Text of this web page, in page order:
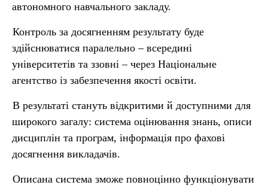
автономного навчального закладу.
Контроль за досягненням результату буде
здійснюватися паралельно – всередині
університетів та ззовні – через Національне
агентство із забезпечення якості освіти.
В результаті стануть відкритими й доступними для
широкого загалу: система оцінювання знань, описи
дисциплін та програм, інформація про фахові
досягнення викладачів.
Описана система зможе повноцінно функціонувати